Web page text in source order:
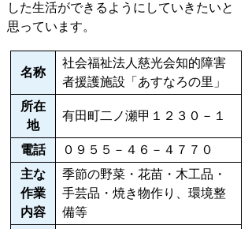
した生活ができるようにしていきたいと
思っています。
名称
社会福祉法人慈光会知的障害
者援護施設「あすなろの里」
所在
地
有田町二ノ瀬甲１２３０－１
電話
０９５５－４６－４７７０
主な
作業
内容
季節の野菜・花苗・木工品・
手芸品・焼き物作り、環境整
備等